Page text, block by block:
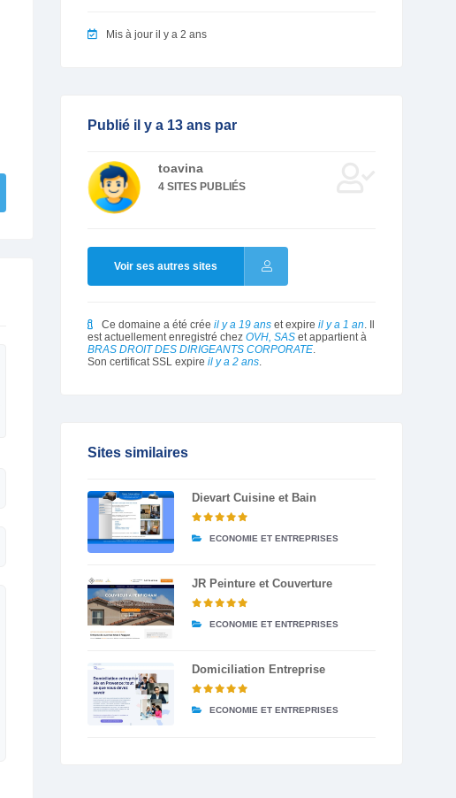
Mis à jour il y a 2 ans
Publié il y a 13 ans par
toavina
4 SITES PUBLIÉS
Voir ses autres sites
Ce domaine a été crée il y a 19 ans et expire il y a 1 an. Il
est actuellement enregistré chez OVH, SAS et appartient à
BRAS DROIT DES DIRIGEANTS CORPORATE.
Son certificat SSL expire il y a 2 ans.
Sites similaires
Dievart Cuisine et Bain
ECONOMIE ET ENTREPRISES
JR Peinture et Couverture
ECONOMIE ET ENTREPRISES
Domiciliation Entreprise
ECONOMIE ET ENTREPRISES